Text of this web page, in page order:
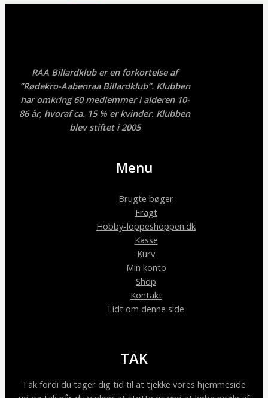
RAA Billardklub er en forkortelse af
”Rødekro-Aabenraa Billardklub”. Klubben
har omkring 60 medlemmer i alderen 10-
86 år, hvoraf ca. 15 % er kvinder. Klubben
blev stiftet i 2005
Menu
Brugte bøger
Fragt
Hobby-loppeshoppen.dk
Kasse
Kurv
Min konto
Shop
Kontakt
Lidt om denne side
TAK
Tak fordi du tager dig tid til at tjekke vores hjemmeside